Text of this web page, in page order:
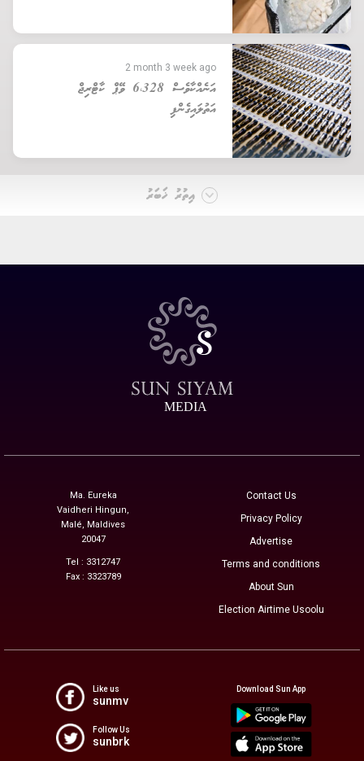
2 month 3 week ago
އަނެއްކާވެސް 6،328 ވޭޕް ކާޓްރިޖް
އަތުލައިގެންފި
އިތުރު ޚަބަރު
MEDIA
Ma. Eureka
Vaidheri Hingun,
Malé, Maldives
20047
Tel : 3312747
Fax : 3323789
Contact Us
Privacy Policy
Advertise
Terms and conditions
About Sun
Election Airtime Usoolu
Like us
sunmv
Follow Us
sunbrk
Download Sun App